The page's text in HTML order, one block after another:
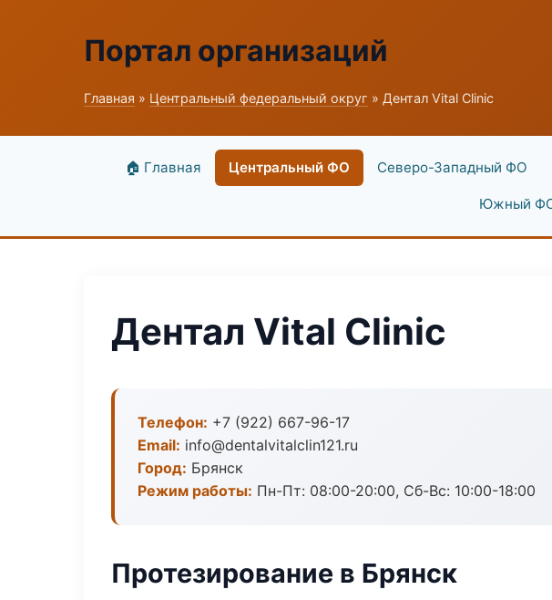
Портал организаций
Главная » Центральный федеральный округ » Дентал Vital Clinic
🏠 Главная Центральный ФО Северо-Западный ФО
Южный
Дентал Vital Clinic
Телефон: +7 (922) 667-96-17
Email: info@dentalvitalclin121.ru
Город: Брянск
Режим работы: Пн-Пт: 08:00-20:00, Сб-Вс: 10:00-18:00
Протезирование в Брянск